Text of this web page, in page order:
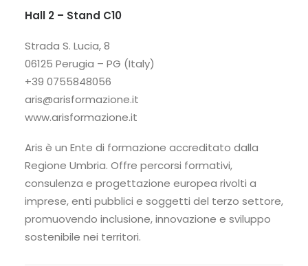
Hall 2 – Stand C10
Strada S. Lucia, 8
06125 Perugia – PG (Italy)
+39 0755848056
aris@arisformazione.it
www.arisformazione.it
Aris è un Ente di formazione accreditato dalla
Regione Umbria. Offre percorsi formativi,
consulenza e progettazione europea rivolti a
imprese, enti pubblici e soggetti del terzo settore,
promuovendo inclusione, innovazione e sviluppo
sostenibile nei territori.